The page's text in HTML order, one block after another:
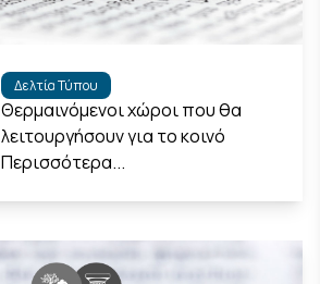
Δελτία Τύπου
Θερμαινόμενοι χώροι που θα
λειτουργήσουν για το κοινό
Περισσότερα...